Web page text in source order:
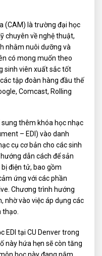
(CAM) là trường đại học
chuyên về nghệ thuật,
nhằm nuôi dưỡng và
có mong muốn theo
sinh viên xuất sắc tốt
tập đoàn hàng đầu thế
Comcast, Rolling
thêm khóa học nhạc
– EDI) vào danh
cụ cơ bản cho các sinh
dẫn cách để sản
điện tử, bao gồm
ứng với các phần
Chương trình hướng
nhờ vào việc áp dụng các
thạo.
EDI tại CU Denver trong
này hứa hẹn sẽ còn tăng
học này đang nắm